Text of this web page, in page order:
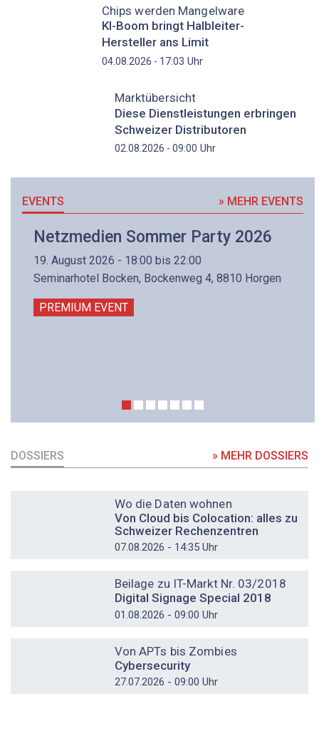
Chips werden Mangelware
KI-Boom bringt Halbleiter-
Hersteller ans Limit
04.08.2026 - 17:03 Uhr
Marktübersicht
Diese Dienstleistungen erbringen
Schweizer Distributoren
02.08.2026 - 09:00 Uhr
EVENTS » MEHR EVENTS
Netzmedien Sommer Party 2026
19. August 2026 - 18:00 bis 22:00
Seminarhotel Bocken, Bockenweg 4, 8810 Horgen
PREMIUM EVENT
DOSSIERS » MEHR DOSSIERS
Wo die Daten wohnen
Von Cloud bis Colocation: alles zu
Schweizer Rechenzentren
07.08.2026 - 14:35 Uhr
Beilage zu IT-Markt Nr. 03/2018
Digital Signage Special 2018
01.08.2026 - 09:00 Uhr
Von APTs bis Zombies
Cybersecurity
27.07.2026 - 09:00 Uhr